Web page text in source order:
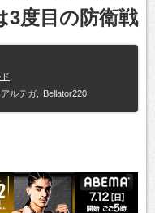
3度目の防衛戦
ルテガ Bellator220